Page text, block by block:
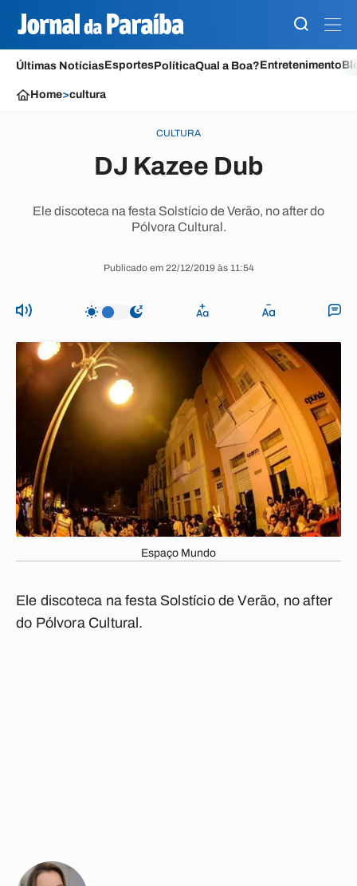
Últimas NotíciasEsportesPolíticaQual a Boa?Entretenimento
Home>cultura
CULTURA
DJ Kazee Dub
Ele discoteca na festa Solstício de Verão, no after do
Pólvora Cultural.
Publicado em 22/12/2019 às 11:54
Espaço Mundo
Ele discoteca na festa Solstício de Verão, no after
do Pólvora Cultural.